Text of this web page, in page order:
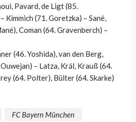
Pavard, de Ligt (85.
Kimmich (71. Goretzka) – Sané,
Coman (64. Gravenberch) –
(46. Yoshida), van den Berg,
– Latza, Král, Krauß (64.
(64. Polter), Bülter (64. Skarke)
FC Bayern München